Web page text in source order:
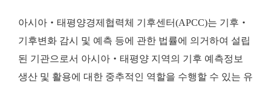
아시아‧태평양경제협력체 기후센터(APCC)는 기후‧
기후변화 감시 및 예측 등에 관한 법률에 의거하여 설립
된 기관으로서 아시아‧태평양 지역의 기후 예측정보
생산 및 활용에 대한 중추적인 역할을 수행할 수 있는 유